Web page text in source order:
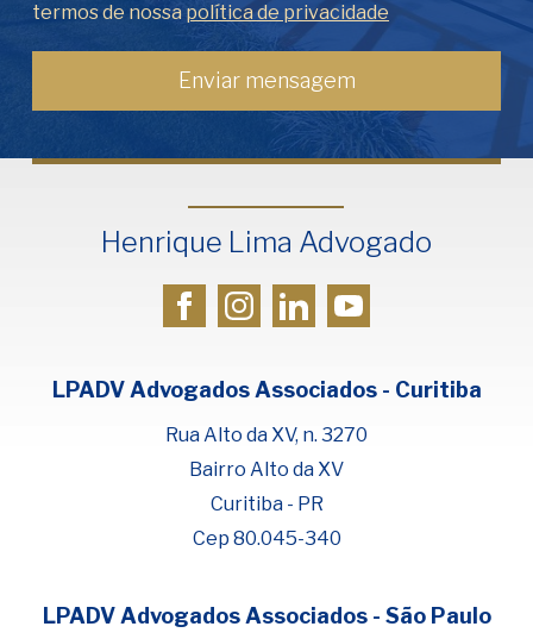
Fale com Henrique Lima
termos de nossa política de privacidade
Henrique Lima Advogado
LPADV Advogados Associados - Curitiba
Rua Alto da XV, n. 3270
Bairro Alto da XV
Curitiba - PR
Cep 80.045-340
LPADV Advogados Associados - São Paulo